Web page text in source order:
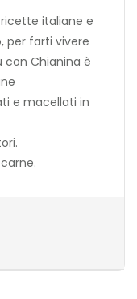
italiane e
per farti vivere
con Chianina è
e macellati in